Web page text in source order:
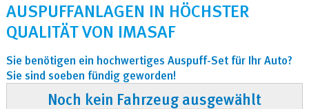
AUSPUFFANLAGEN IN HÖCHSTER
QUALITÄT VON IMASAF
Sie benötigen ein hochwertiges Auspuff-Set für Ihr Auto?
Sie sind soeben fündig geworden!
Noch kein Fahrzeug ausgewählt